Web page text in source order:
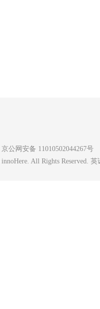
京公网安备 11010502044267号
innoHere. All Rights Reserved.